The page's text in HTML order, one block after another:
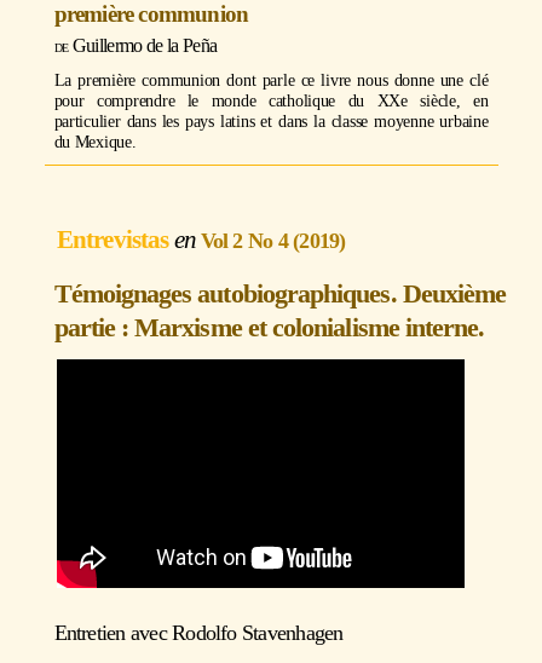
première communion
Guillermo de la Peña
La première communion dont parle ce livre nous donne une clé
pour comprendre le monde catholique du XXe siècle, en
particulier dans les pays latins et dans la classe moyenne urbaine
du Mexique.
Entrevistas Vol 2 No 4 (2019)
Témoignages autobiographiques. Deuxième
partie : Marxisme et colonialisme interne.
Entretien avecRodolfo Stavenhagen